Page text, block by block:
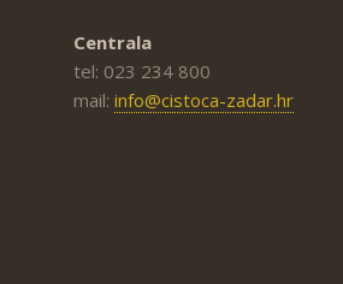
Centrala
tel: 023 234 800
mail: info@cistoca-zadar.hr